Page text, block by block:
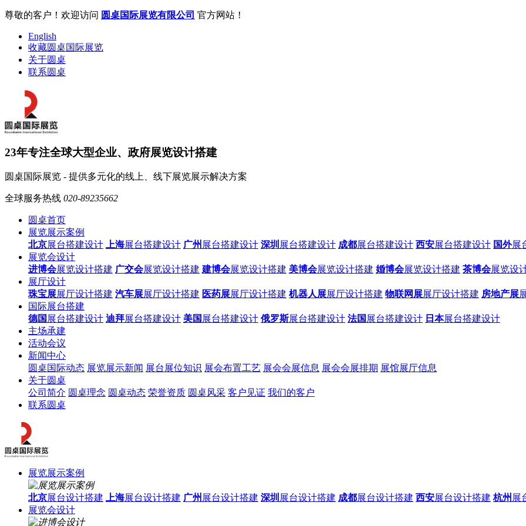
尊敬的客户！欢迎访问 圆桌国际展览有限公司 官方网站！
English
收藏圆桌国际展览
关于圆桌
联系圆桌
23年专注全球大型企业、政府展览设计搭建
圆桌国际展览 - 提供多元化的线上、线下展览展示解决方案
全球服务热线 020-89235662
圆桌首页
展览展示案例
北京展台搭建设计 上海展台搭建设计 广州 展台搭建设计 深圳 展台搭建设计 成都展台搭建设计 西安展台搭建设计 国外展
展览会设计
进博会展览设计搭建 广交会展览设计搭建 建博会展览设计搭建 美博会展览设计搭建 婚博会展览设计搭建 茶博会展览设
展厅设计
珠宝展展厅设计搭建 汽车展展厅设计搭建 医药展展厅设计搭建 机器人展展厅设计搭建 物联网展展厅设计搭建 房地产展
国际展台搭建
德国 展台搭建设计 迪拜展台搭建设计 美国 展台搭建设计 俄罗斯展台搭建设计 法国 展台搭建设计 日本展台搭建设计
主场承建
活动会议
新闻中心
圆桌国际动态 展览展示新闻 展台展位知识 展会布置工艺 展会会展信息 展会会展排期 展馆展厅信息
关于圆桌
公司简介 圆桌理念 圆桌动态 荣誉资质 圆桌风采 客户见证 我们的客户
联系圆桌
展览展示案例
北京展台设计搭建 上海展台设计搭建 广州 展台设计搭建 深圳 展台设计搭建 成都展台设计搭建 西安展台设计搭建 杭州 展
展览会设计